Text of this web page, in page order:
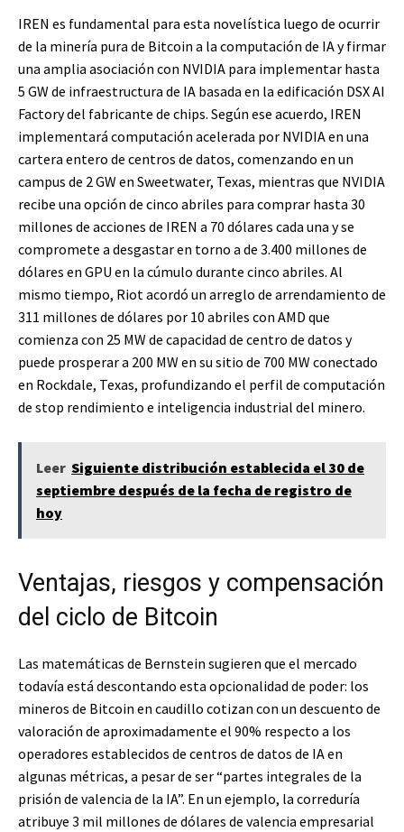
IREN es fundamental para esta novelística luego de ocurrir
de la minería pura de Bitcoin a la computación de IA y firmar
una amplia asociación con NVIDIA para implementar hasta
5 GW de infraestructura de IA basada en la edificación DSX AI
Factory del fabricante de chips. Según ese acuerdo, IREN
implementará computación acelerada por NVIDIA en una
cartera entero de centros de datos, comenzando en un
campus de 2 GW en Sweetwater, Texas, mientras que NVIDIA
recibe una opción de cinco abriles para comprar hasta 30
millones de acciones de IREN a 70 dólares cada una y se
compromete a desgastar en torno a de 3.400 millones de
dólares en GPU en la cúmulo durante cinco abriles. Al
mismo tiempo, Riot acordó un arreglo de arrendamiento de
311 millones de dólares por 10 abriles con AMD que
comienza con 25 MW de capacidad de centro de datos y
puede prosperar a 200 MW en su sitio de 700 MW conectado
en Rockdale, Texas, profundizando el perfil de computación
de stop rendimiento e inteligencia industrial del minero.
Leer Siguiente distribución establecida el 30 de
septiembre después de la fecha de registro de
hoy
Ventajas, riesgos y compensación
del ciclo de Bitcoin
Las matemáticas de Bernstein sugieren que el mercado
todavía está descontando esta opcionalidad de poder: los
mineros de Bitcoin en caudillo cotizan con un descuento de
valoración de aproximadamente el 90% respecto a los
operadores establecidos de centros de datos de IA en
algunas métricas, a pesar de ser “partes integrales de la
prisión de valencia de la IA”. En un ejemplo, la correduría
atribuye 3 mil millones de dólares de valencia empresarial